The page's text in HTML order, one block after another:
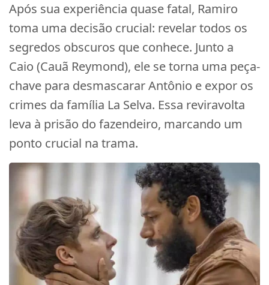
Após sua experiência quase fatal, Ramiro
toma uma decisão crucial: revelar todos os
segredos obscuros que conhece. Junto a
Caio (Cauã Reymond), ele se torna uma peça-
chave para desmascarar Antônio e expor os
crimes da família La Selva. Essa reviravolta
leva à prisão do fazendeiro, marcando um
ponto crucial na trama.